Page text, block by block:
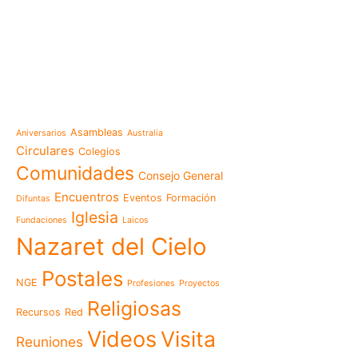
Aniversarios Asambleas Australia
Circulares Colegios
Comunidades Consejo General
Difuntas Encuentros Eventos Formación
Fundaciones Iglesia Laicos
Nazaret del Cielo
NGE Postales Profesiones Proyectos
Recursos Red Religiosas
Reuniones Videos Visita